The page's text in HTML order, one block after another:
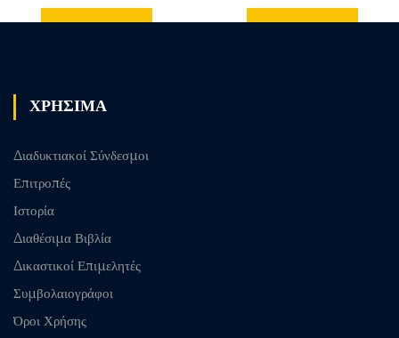
ΧΡΗΣΙΜΑ
Διαδυκτιακοί Σύνδεσμοι
Επιτροπές
Ιστορία
Διαθέσιμα Βιβλία
Δικαστικοί Επιμελητές
Συμβολαιογράφοι
Όροι Χρήσης